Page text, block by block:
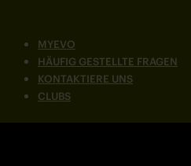
MYEVO
HÄUFIG GESTELLTE FRAGEN
KONTAKTIERE UNS
CLUBS